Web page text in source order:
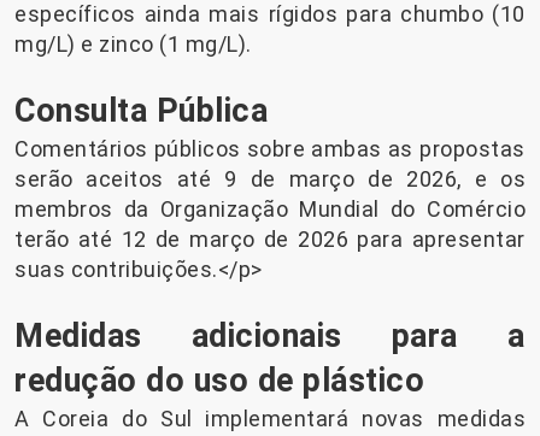
específicos ainda mais rígidos para chumbo (10
mg/L) e zinco (1 mg/L).
Consulta Pública
Comentários públicos sobre ambas as propostas
serão aceitos até 9 de março de 2026, e os
membros da Organização Mundial do Comércio
terão até 12 de março de 2026 para apresentar
suas contribuições.</p>
Medidas adicionais para a
redução do uso de plástico
A Coreia do Sul implementará novas medidas